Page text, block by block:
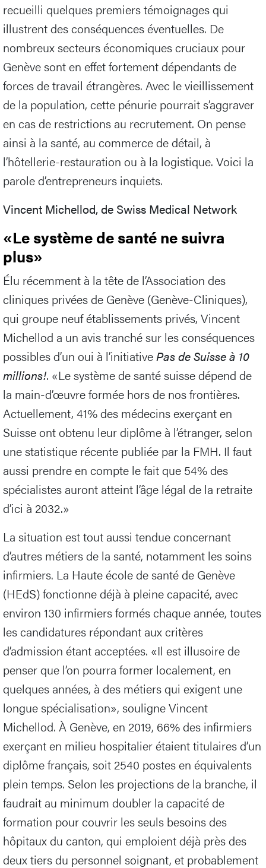
recueilli quelques premiers témoignages qui
illustrent des conséquences éventuelles. De
nombreux secteurs économiques cruciaux pour
Genève sont en effet fortement dépendants de
forces de travail étrangères. Avec le vieillissement
de la population, cette pénurie pourrait s’aggraver
en cas de restrictions au recrutement. On pense
ainsi à la santé, au commerce de détail, à
l’hôtellerie-restauration ou à la logistique. Voici la
parole d’entrepreneurs inquiets.
Vincent Michellod, de Swiss Medical Network
«Le système de santé ne suivra
plus»
Élu récemment à la tête de l’Association des
cliniques privées de Genève (Genève-Cliniques),
qui groupe neuf établissements privés, Vincent
Michellod a un avis tranché sur les conséquences
possibles d’un oui à l’initiativePas de Suisse à 10
millions!. «Le système de santé suisse dépend de
la main-d’œuvre formée hors de nos frontières.
Actuellement, 41% des médecins exerçant en
Suisse ont obtenu leur diplôme à l’étranger, selon
une statistique récente publiée par la FMH. Il faut
aussi prendre en compte le fait que 54% des
spécialistes auront atteint l’âge légal de la retraite
d’ici à 2032.»
La situation est tout aussi tendue concernant
d’autres métiers de la santé, notamment les soins
infirmiers. La Haute école de santé de Genève
(HEdS) fonctionne déjà à pleine capacité, avec
environ 130 infirmiers formés chaque année, toutes
les candidatures répondant aux critères
d’admission étant acceptées. «Il est illusoire de
penser que l’on pourra former localement, en
quelques années, à des métiers qui exigent une
longue spécialisation», souligne Vincent
Michellod. À Genève, en 2019, 66% des infirmiers
exerçant en milieu hospitalier étaient titulaires d’un
diplôme français, soit 2540 postes en équivalents
plein temps. Selon les projections de la branche, il
faudrait au minimum doubler la capacité de
formation pour couvrir les seuls besoins des
hôpitaux du canton, qui emploient déjà près des
deux tiers du personnel soignant, et probablement